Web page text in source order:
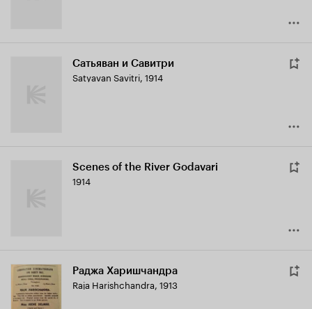
Сатьяван и Савитри
Satyavan Savitri, 1914
Scenes of the River Godavari
1914
Раджа Харишчандра
Raja Harishchandra, 1913